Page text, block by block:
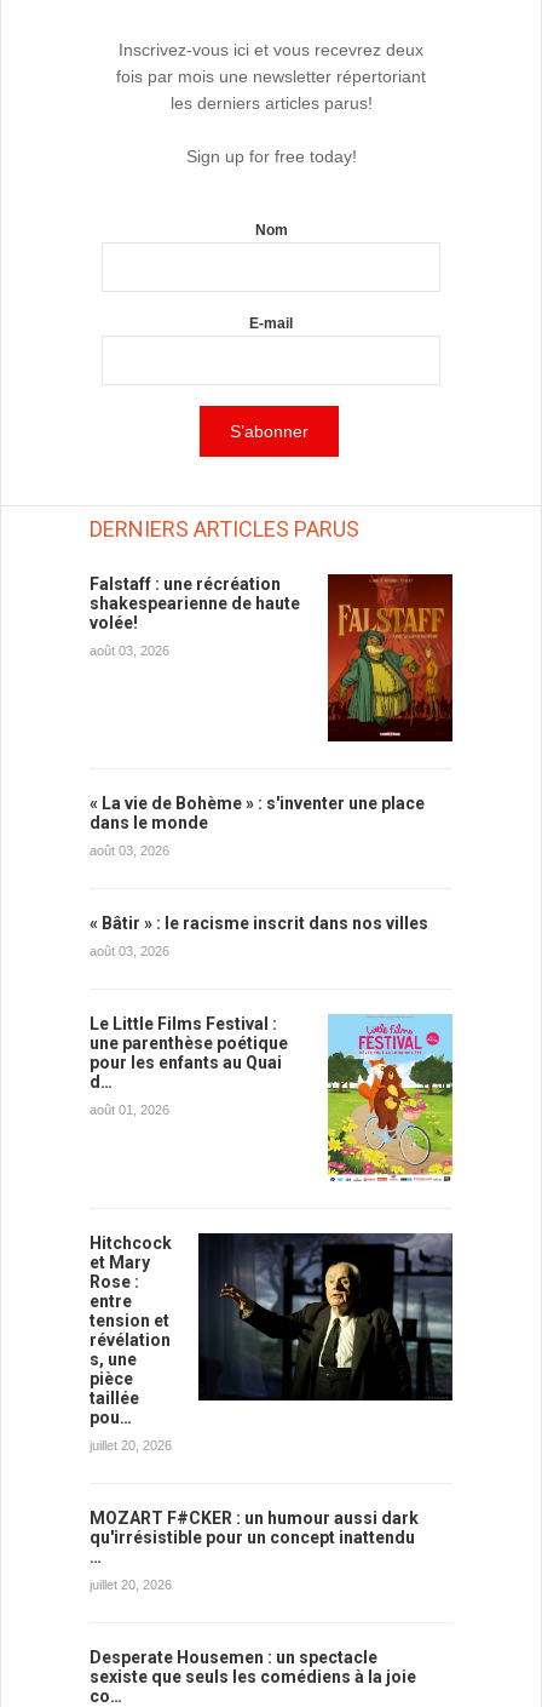
Inscrivez-vous ici et vous recevrez deux
fois par mois une newsletter répertoriant
les derniers articles parus!
Sign up for free today!
Nom
E-mail
DERNIERS ARTICLES PARUS
Falstaff : une récréation
shakespearienne de haute
volée!
août 03, 2026
« La vie de Bohème » : s'inventer une place
dans le monde
août 03, 2026
« Bâtir » : le racisme inscrit dans nos villes
août 03, 2026
Le Little Films Festival :
une parenthèse poétique
pour les enfants au Quai
d…
août 01, 2026
Hitchcock
et Mary
Rose :
entre
tension et
révélation
s, une
pièce
taillée
pou…
juillet 20, 2026
MOZART F#CKER : un humour aussi dark
qu'irrésistible pour un concept inattendu
…
juillet 20, 2026
Desperate Housemen : un spectacle
sexiste que seuls les comédiens à la joie
co…